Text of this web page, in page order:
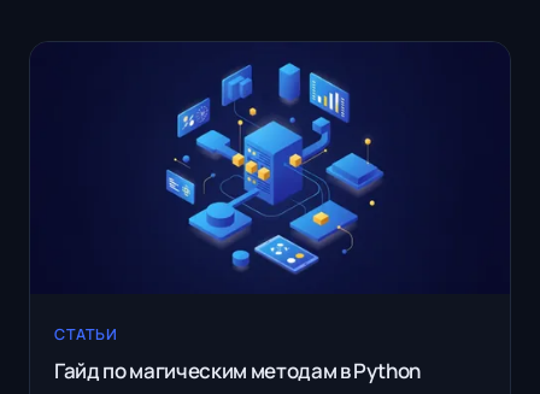
СТАТЬИ
Гайд по магическим методам в Python